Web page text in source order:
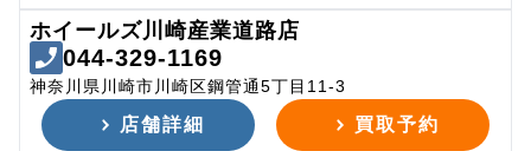
ホイールズ川崎産業道路店
044-329-1169
神奈川県川崎市川崎区鋼管通5丁目11-3
店舗詳細 買取予約